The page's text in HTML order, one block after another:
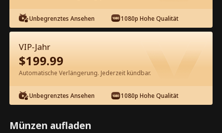
Episode 41 - Die Frau des CEO ist ein
knallharter Kerl Kompletter Film
0-49 50-73
41 42 44 45
Unbegrenztes Ansehen 1080p Hohe Qualität
VIP-Jahr
$199.99
Automatische Verlängerung. Jederzeit kündbar.
Unbegrenztes Ansehen 1080p Hohe Qualität
Münzen aufladen